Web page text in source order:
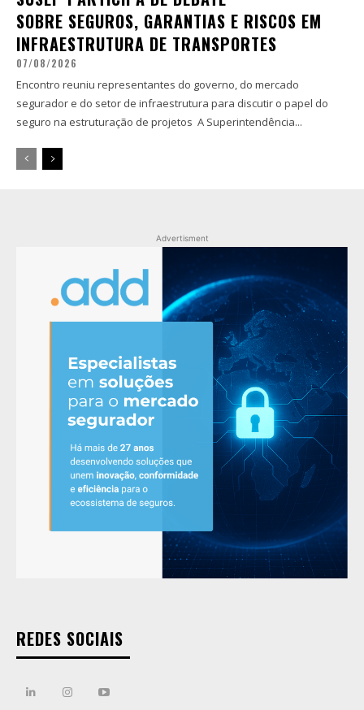
SOBRE SEGUROS, GARANTIAS E RISCOS EM
INFRAESTRUTURA DE TRANSPORTES
07/08/2026
Encontro reuniu representantes do governo, do mercado
segurador e do setor de infraestrutura para discutir o papel do
seguro na estruturação de projetos A Superintendência...
Advertisment
REDES SOCIAIS